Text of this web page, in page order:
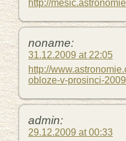
http://
noname:
31.12.2009 at 22:05
http://
obloze-v-prosinci-
admin:
29.12.2009 at 00:33